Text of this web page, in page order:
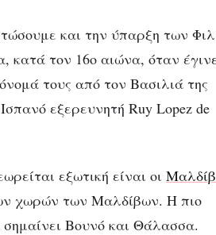
και την ύπαρξη των
κατά τον 16ο αιώνα, όταν
τους από τον Βασιλιά της
εξερευνητή Ruy Lopez de
εξωτική είναι οι
χωρών των Μαλδίβων. Η πιο
Βουνό και Θάλασσα.